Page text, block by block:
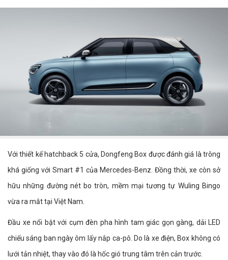
Với thiết kế hatchback 5 cửa, Dongfeng Box được đánh giá là trông
khá giống với Smart #1 của Mercedes-Benz. Đồng thời, xe còn sở
hữu những đường nét bo tròn, mềm mại tương tự Wuling Bingo
vừa ra mắt tại Việt Nam.
Đầu xe nổi bật với cụm đèn pha hình tam giác gọn gàng, dải LED
chiếu sáng ban ngày ôm lấy nắp ca-pô. Do là xe điện, Box không có
lưới tản nhiệt, thay vào đó là hốc gió trung tâm trên cản trước.